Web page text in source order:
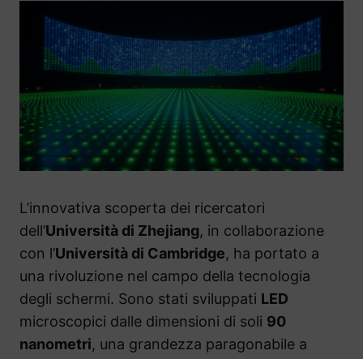
L’innovativa scoperta dei ricercatori
dell’Università di Zhejiang, in collaborazione
con l’Università di Cambridge, ha portato a
una rivoluzione nel campo della tecnologia
degli schermi. Sono stati sviluppati LED
microscopici dalle dimensioni di soli 90
nanometri, una grandezza paragonabile a